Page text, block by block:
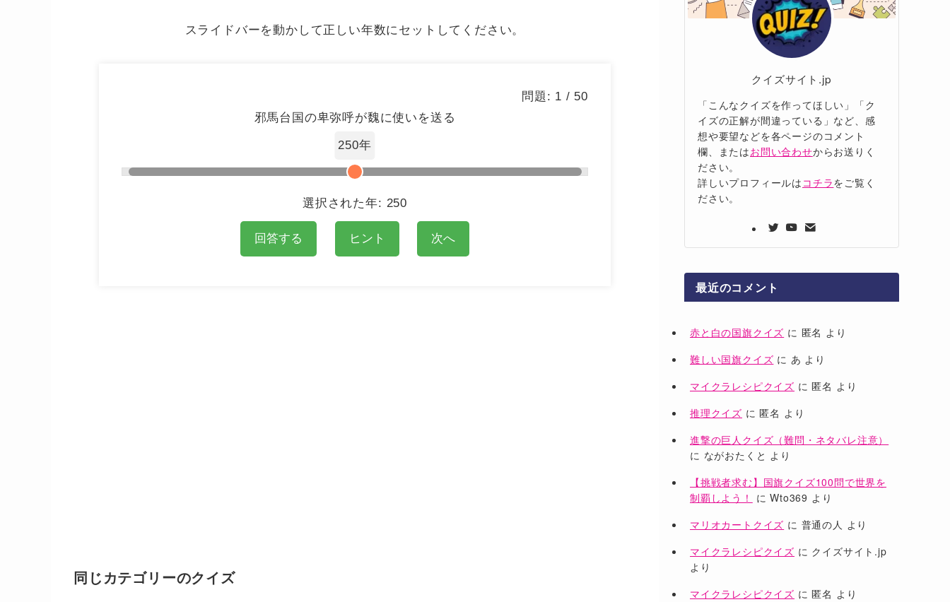
スライドバーを動かして正しい年数にセットしてください。
問題: 1 / 50
邪馬台国の卑弥呼が魏に使いを送る
250年
選択された年: 250
回答する ヒント 次へ
同じカテゴリーのクイズ
クイズサイト.jp
「こんなクイズを作ってほしい」「ク
イズの正解が間違っている」など、感
想や要望などを各ページのコメント
欄、またはお問い合わせからお送りく
ださい。
詳しいプロフィールは コチラをご覧く
ださい。
最近のコメント
赤と白の国旗クイズ に 匿名 より
難しい国旗クイズ に あ より
マイクラレシピクイズ に 匿名 より
推理クイズ に 匿名 より
進撃の巨人クイズ（難問・ネタバレ注意）
に ながおたくと より
【挑戦者求む】国旗クイズ100問で世界を
制覇しよう！
にWto369 より
マリオカートクイズ に 普通の人 より
マイクラレシピクイズ に クイズサイト.jp
より
マイクラレシピクイズ に 匿名 より